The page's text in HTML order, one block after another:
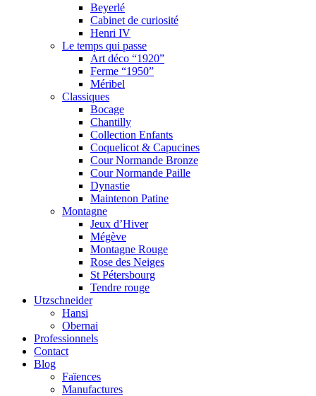
Beyerlé
Cabinet de curiosité
Henri IV
Le temps qui passe
Art déco “1920”
Ferme “1950”
Méribel
Classiques
Bocage
Chantilly
Collection Enfants
Coquelicot & Capucines
Cour Normande Bronze
Cour Normande Paille
Dynastie
Maintenon Patine
Montagne
Jeux d’Hiver
Mégève
Montagne Rouge
Rose des Neiges
St Pétersbourg
Tendre rouge
Utzschneider
Hansi
Obernai
Professionnels
Contact
Blog
Faïences
Manufactures